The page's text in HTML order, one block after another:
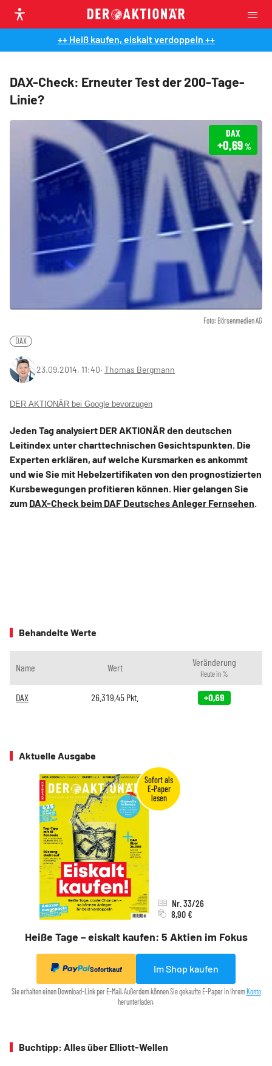
++ Heiß kaufen, eiskalt verdoppeln ++
DAX-Check: Erneuter Test der 200-Tage-
Linie?
Foto: Börsenmedien AG
DAX
+0,69%
DAX
23.09.2014, 11:40‧ Thomas Bergmann
DER AKTIONÄR bei Google bevorzugen
Jeden Tag analysiert DER AKTIONÄR den deutschen
Leitindex unter charttechnischen Gesichtspunkten. Die
Experten erklären, auf welche Kursmarken es ankommt
und wie Sie mit Hebelzertifikaten von den prognostizierten
Kursbewegungen profitieren können. Hier gelangen Sie
zum DAX-Check beim DAF Deutsches Anleger Fernsehen.
Behandelte Werte
Name Wert Veränderung
Heute in %
DAX 26.319,45 Pkt. +0,69
Aktuelle Ausgabe
Heiße Tage – eiskalt kaufen: 5 Aktien im Fokus
Nr. 33/26
8,90 €
Sofortkauf Im Shop kaufen
Sie erhalten einen Download-Link per E-Mail. Außerdem können Sie gekaufte E-Paper in Ihrem Konto
herunterladen.
Buchtipp: Alles über Elliott-Wellen